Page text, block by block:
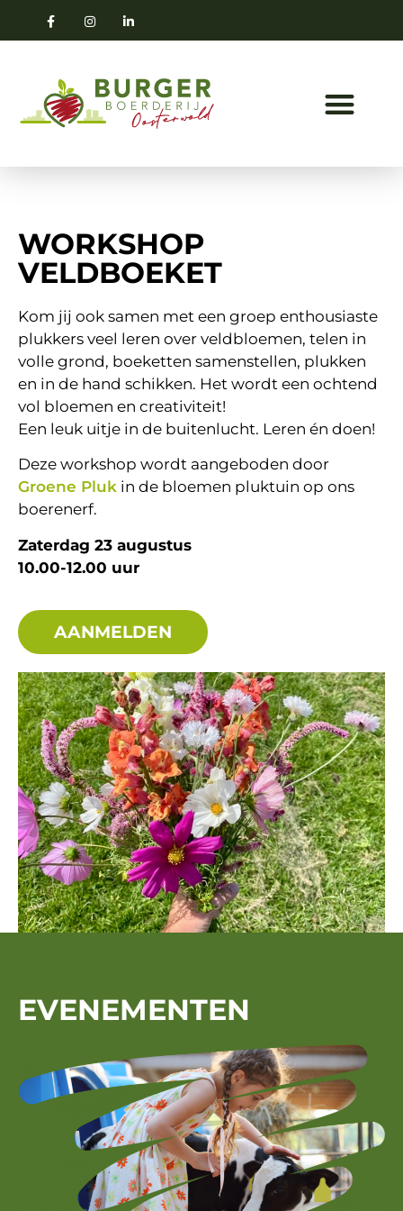
WORKSHOP
VELDBOEKET
Kom jij ook samen met een groep enthousiaste
plukkers veel leren over veldbloemen, telen in
volle grond, boeketten samenstellen, plukken
en in de hand schikken. Het wordt een ochtend
vol bloemen en creativiteit!
Een leuk uitje in de buitenlucht. Leren én doen!
Deze workshop wordt aangeboden door
Groene Pluk in de bloemen pluktuin op ons
boerenerf.
Zaterdag 23 augustus
10.00-12.00 uur
AANMELDEN
EVENEMENTEN